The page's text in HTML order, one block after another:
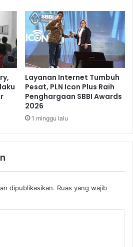
Layanan Internet Tumbuh
Pesat, PLN Icon Plus Raih
Penghargaan SBBI Awards
2026
1 minggu lalu
dipublikasikan. Ruas yang wajib